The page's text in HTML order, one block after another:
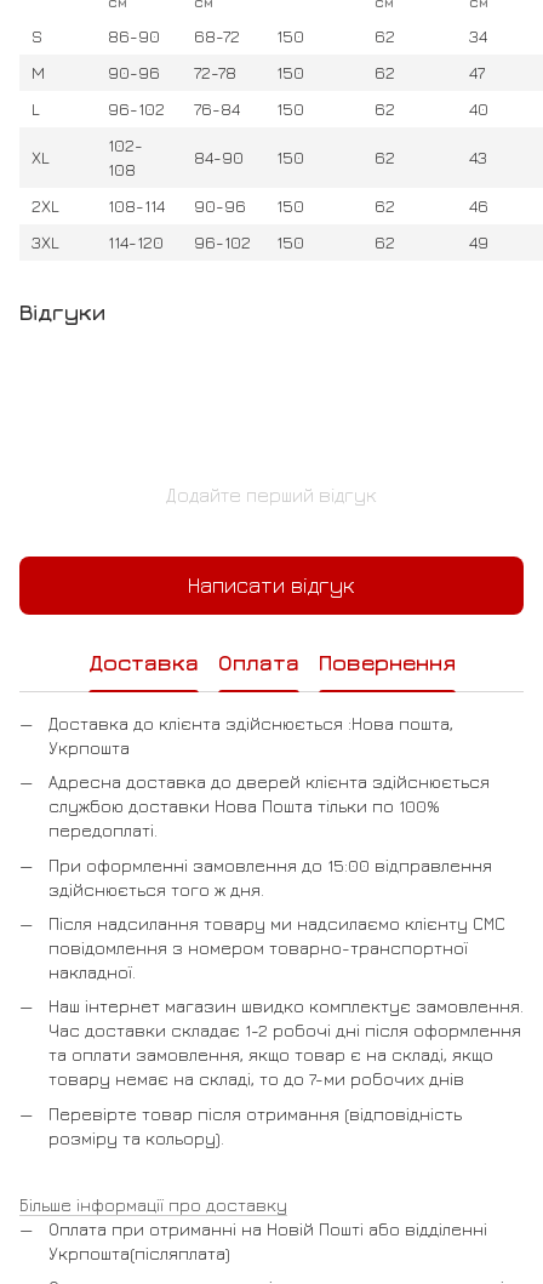
S 86-90 68-72 150 62
34
M
90-96 72-78 150 62
47
L
96-102 76-84 150 62 40
XL
102-
108
84-90 150 62 43
2XL 108-114 90-96 150 62
46
3XL
114-120 96-102 150 62 49
Відгуки
Додайте перший відгук
Написати відгук
Доставка Оплата Повернення
Доставка до клієнта здійснюється :Нова пошта,
Укрпошта
Адресна доставка до дверей клієнта здійснюється
службою доставки Нова Пошта тільки по 100%
передоплаті.
При оформленні замовлення до 15:00 відправлення
здійснюється того ж дня.
Після надсилання товару ми надсилаємо клієнту СМС
повідомлення з номером товарно-транспортної
накладної.
Наш інтернет магазин швидко комплектує замовлення.
Час доставки складає 1-2 робочі дні після оформлення
та оплати замовлення, якщо товар є на складі, якщо
товару немає на складі, то до 7-ми робочих днів
Перевірте товар після отримання (відповідність
розміру та кольору).
Більше інформації про доставку
Оплата при отриманні на Новій Пошті або відділенні
Укрпошта(післяплата)